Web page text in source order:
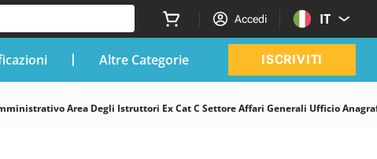
Accedi IT
Altre Categorie ISCRIVITI
Area Degli Istruttori Ex Cat C Settore Affari Generali Ufficio